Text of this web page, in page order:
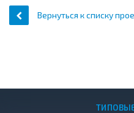
Вернуться к списку